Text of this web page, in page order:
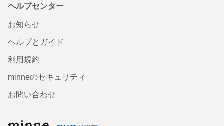
ヘルプセンター
お知らせ
ヘルプとガイド
利用規約
minneのセキュリティ
お問い合わせ